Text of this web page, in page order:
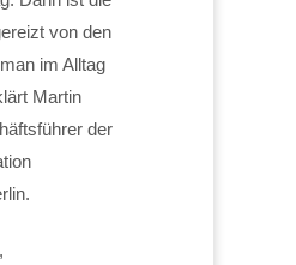
von den
im Alltag
Martin
der